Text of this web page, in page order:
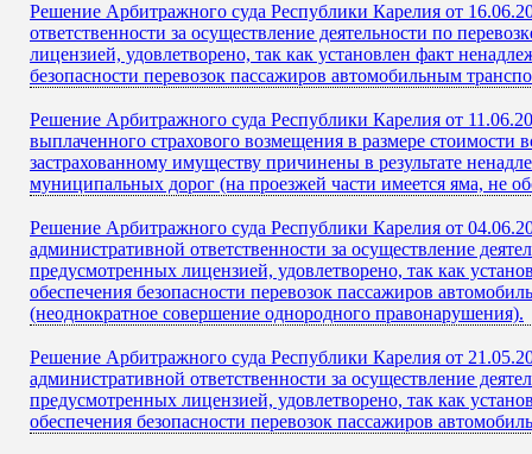
Решение Арбитражного суда Республики Карелия от
ответственности за осуществление деятельности по
лицензией, удовлетворено, так как установлен факт
безопасности перевозок пассажиров автомобильным
Решение Арбитражного суда Республики Карелия от
выплаченного страхового возмещения в размере стоимости
застрахованному имуществу причинены в результате
муниципальных дорог (на проезжей части имеется яма, не
Решение Арбитражного суда Республики Карелия от
административной ответственности за осуществление
предусмотренных лицензией, удовлетворено, так как
обеспечения безопасности перевозок пассажиров
(неоднократное совершение однородного правонарушения).
Решение Арбитражного суда Республики Карелия от
административной ответственности за осуществление
предусмотренных лицензией, удовлетворено, так как
обеспечения безопасности перевозок пассажиров